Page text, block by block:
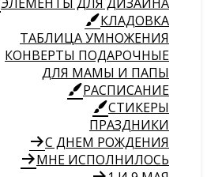
КЛАДОВКА
ТАБЛИЦА УМНОЖЕНИЯ
КОНВЕРТЫ ПОДАРОЧНЫЕ
ДЛЯ МАМЫ И ПАПЫ
РАСПИСАНИЕ
СТИКЕРЫ
ПРАЗДНИКИ
С ДНЕМ РОЖДЕНИЯ
МНЕ ИСПОЛНИЛОСЬ